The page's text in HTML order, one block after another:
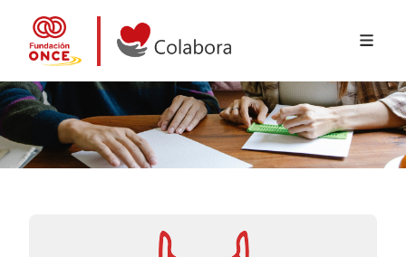
Colabora con la Fundación ONCE
Vés al contingut